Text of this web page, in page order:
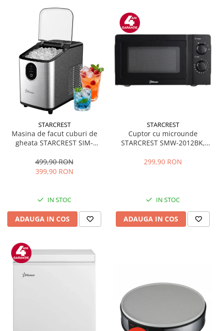
STARCREST
Masina de facut cuburi de
gheata STARCREST SIM-
12Kg/24h, Cos gheata
detasabil, Rezervor apa 0.8 l,
499,90 RON
399,90 RON
IN STOC
ADAUGA IN COS
STARCREST
Cuptor cu microunde
STARCREST SMW-2012BK,
mecanic, 6 Trepte de putere,
299,90 RON
IN STOC
ADAUGA IN COS